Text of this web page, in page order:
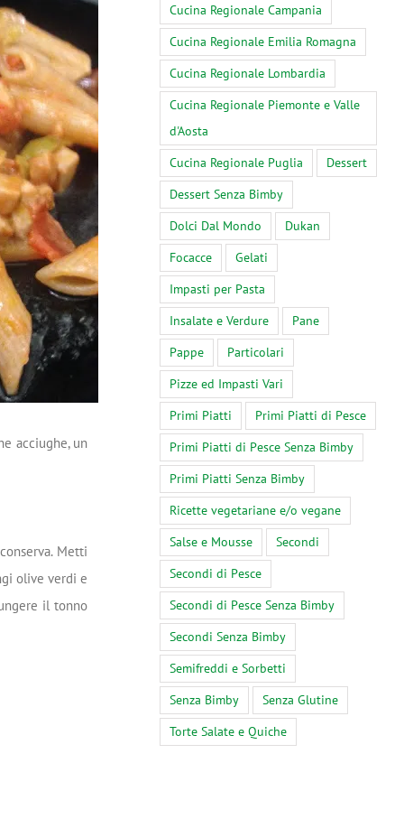
acciughe, un
Metti
olive verdi e
il tonno
Cucina Regionale Campania
Cucina Regionale Emilia Romagna
Cucina Regionale Lombardia
Cucina Regionale Piemonte e Valle
d'Aosta
Cucina Regionale Puglia
Dessert
Dessert Senza Bimby
Dolci Dal Mondo
Dukan
Focacce
Gelati
Impasti per Pasta
Insalate e Verdure
Pane
Pappe
Particolari
Pizze ed Impasti Vari
Primi Piatti
Primi Piatti di Pesce
Primi Piatti di Pesce Senza Bimby
Primi Piatti Senza Bimby
Ricette vegetariane e/o vegane
Salse e Mousse
Secondi
Secondi di Pesce
Secondi di Pesce Senza Bimby
Secondi Senza Bimby
Semifreddi e Sorbetti
Senza Bimby
Senza Glutine
Torte Salate e Quiche